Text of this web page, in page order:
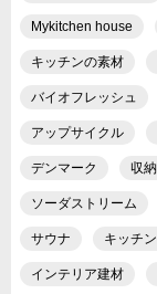
Mykitchen house
キッチンの素材
バイオフレッシュ
アップサイクル
デンマーク 収
ソーダストリーム
サウナ キッチ
インテリア建材